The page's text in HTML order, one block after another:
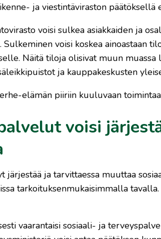
ja viestintäviraston päätöksellä
voisi sulkea asiakkaiden ja
voisi koskea ainoastaan
Näitä tiloja olisivat muun
ja kauppakeskusten
elämän piiriin kuuluvaan
voisi
järjestää ja tarvittaessa muuttaa
tarkoituksenmukaisimmalla
vaarantaisi sosiaali- ja